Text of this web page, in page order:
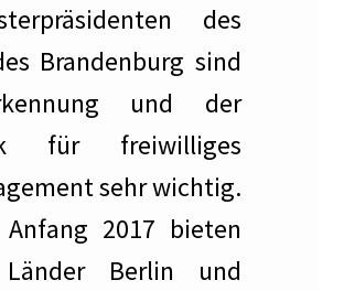
Südwestkorso mit Künstlerkolonie
der Künstlerkolonie Berlin
des
Brandenburg sind
und der
für freiwilliges
sehr wichtig.
2017 bieten
Berlin und